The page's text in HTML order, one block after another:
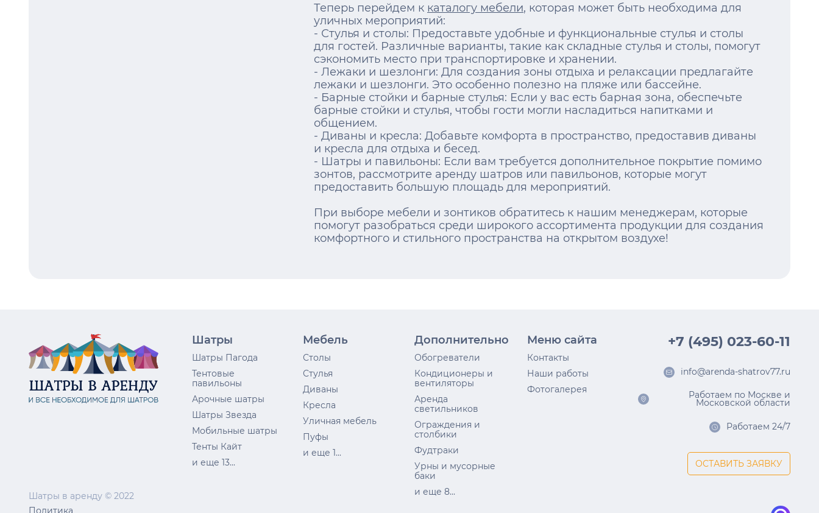
Теперь перейдем к каталогу мебели, которая может быть необходима для
уличных мероприятий:
- Стулья и столы: Предоставьте удобные и функциональные стулья и столы
для гостей. Различные варианты, такие как складные стулья и столы, помогут
сэкономить место при транспортировке и хранении.
- Лежаки и шезлонги: Для создания зоны отдыха и релаксации предлагайте
лежаки и шезлонги. Это особенно полезно на пляже или бассейне.
- Барные стойки и барные стулья: Если у вас есть барная зона, обеспечьте
барные стойки и стулья, чтобы гости могли насладиться напитками и
общением.
- Диваны и кресла: Добавьте комфорта в пространство, предоставив диваны
и кресла для отдыха и бесед.
- Шатры и павильоны: Если вам требуется дополнительное покрытие помимо
зонтов, рассмотрите аренду шатров или павильонов, которые могут
предоставить большую площадь для мероприятий.
При выборе мебели и зонтиков обратитесь к нашим менеджерам, которые
помогут разобраться среди широкого ассортимента продукции для создания
комфортного и стильного пространства на открытом воздухе!
Шатры в аренду © 2022
Политика
Шатры
Шатры Пагода
Тентовые
павильоны
Арочные шатры
Шатры Звезда
Мобильные шатры
Тенты Кайт
и еще 13...
Мебель
Столы
Стулья
Диваны
Кресла
Уличная мебель
Пуфы
и еще 1...
Дополнительно
Обогреватели
Кондиционеры и
вентиляторы
Аренда
светильников
Ограждения и
столбики
Фудтраки
Урны и мусорные
баки
и еще 8...
Меню сайта
Контакты
Наши работы
Фотогалерея
+7 (495) 023-60-11
info@arenda-shatrov77.ru
Работаем по Москве и
Московской области
Работаем 24/7
ОСТАВИТЬ ЗАЯВКУ